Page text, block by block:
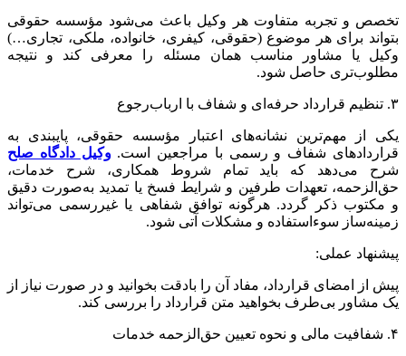
تخصص و تجربه متفاوت هر وکیل باعث می‌شود مؤسسه حقوقی
بتواند برای هر موضوع (حقوقی، کیفری، خانواده، ملکی، تجاری…)
وکیل یا مشاور مناسب همان مسئله را معرفی کند و نتیجه
مطلوب‌تری حاصل شود.
۳. تنظیم قرارداد حرفه‌ای و شفاف با ارباب‌رجوع
یکی از مهم‌ترین نشانه‌های اعتبار مؤسسه حقوقی، پایبندی به
قراردادهای شفاف و رسمی با مراجعین است.وکیل دادگاه صلح
شرح می‌دهد که باید تمام شروط همکاری، شرح خدمات،
حق‌الزحمه، تعهدات طرفین و شرایط فسخ یا تمدید به‌صورت دقیق
و مکتوب ذکر گردد. هرگونه توافق شفاهی یا غیررسمی می‌تواند
زمینه‌ساز سو‌ءاستفاده و مشکلات آتی شود.
پیشنهاد عملی:
پیش از امضای قرارداد، مفاد آن را بادقت بخوانید و در صورت نیاز از
یک مشاور بی‌طرف بخواهید متن قرارداد را بررسی کند.
۴. شفافیت مالی و نحوه تعیین حق‌الزحمه خدمات